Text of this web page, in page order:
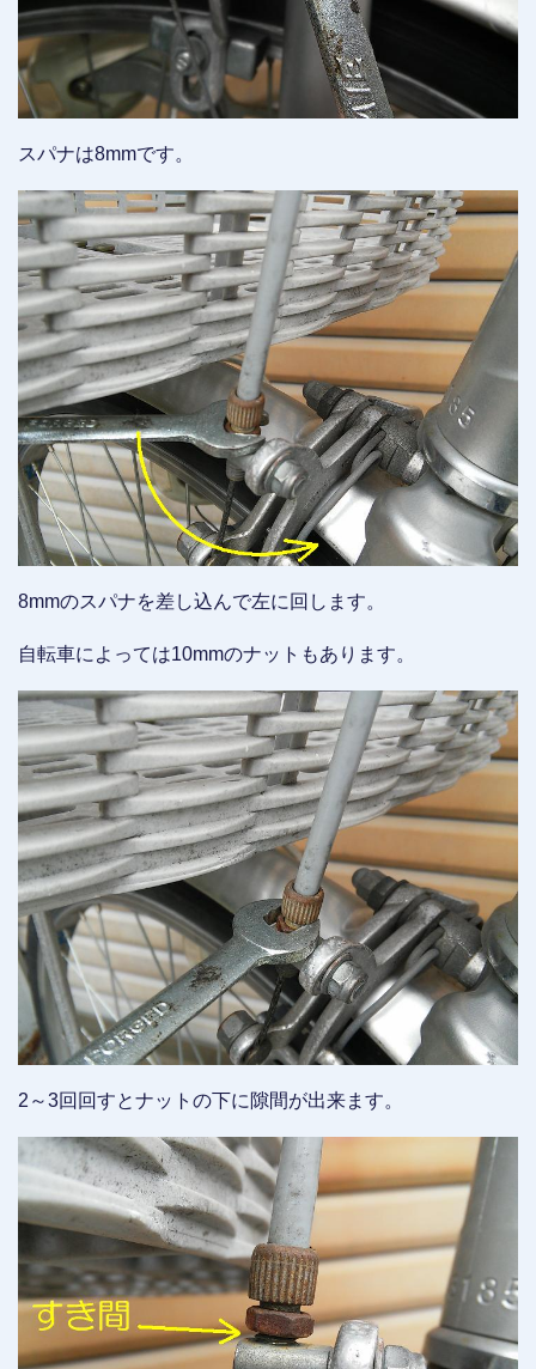
スパナは8mmです。
8mmのスパナを差し込んで左に回します。
自転車によっては10mmのナットもあります。
2～3回回すとナットの下に隙間が出来ます。